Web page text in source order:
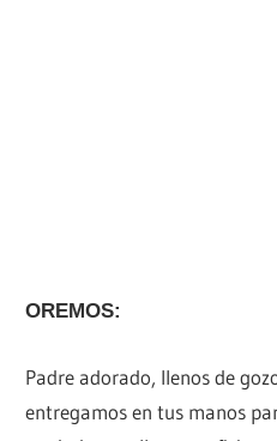
OREMOS:
Padre adorado, llenos de
entregamos en tus manos